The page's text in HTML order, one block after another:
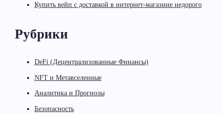
Купить вейп с доставкой в интернет-магазине недорого
Рубрики
DeFi (Децентрализованные Финансы)
NFT и Метавселенные
Аналитика и Прогнозы
Безопасность